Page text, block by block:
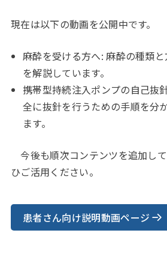
現在は以下の動画を公開中です。
麻酔を受ける方へ: 麻酔の種類
を解説しています。
携帯型持続注入ポンプの自己抜
全に抜針を行うための手順を分
ます。
今後も順次コンテンツを追加し
ひご活用ください。
患者さん向け説明動画ページ